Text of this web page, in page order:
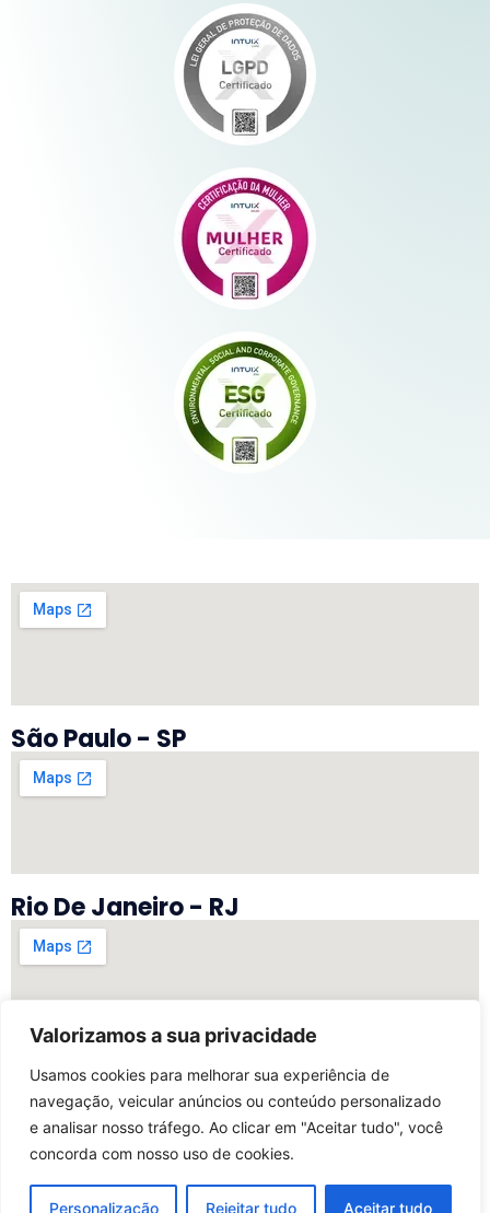
Valorizamos a sua privacidade
Usamos cookies para melhorar sua experiência de
navegação, veicular anúncios ou conteúdo personalizado
e analisar nosso tráfego. Ao clicar em "Aceitar tudo", você
concorda com nosso uso de cookies.
Personalização Rejeitar tudo Aceitar tudo
São Paulo - SP
Rio De Janeiro - RJ
Vitória - ES
Por My Marketing Digital